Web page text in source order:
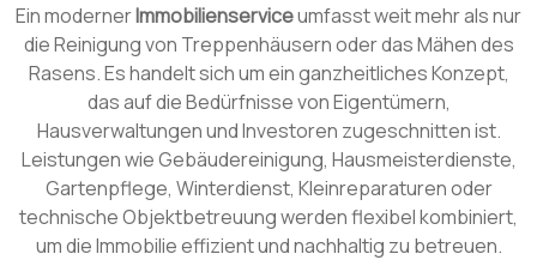
Ein modernerImmobilienserviceumfasst weit mehr als nur
die Reinigung von Treppenhäusern oder das Mähen des
Rasens. Es handelt sich um ein ganzheitliches Konzept,
das auf die Bedürfnisse von Eigentümern,
Hausverwaltungen und Investoren zugeschnitten ist.
Leistungen wie Gebäudereinigung, Hausmeisterdienste,
Gartenpflege, Winterdienst, Kleinreparaturen oder
technische Objektbetreuung werden flexibel kombiniert,
um die Immobilie effizient und nachhaltig zu betreuen.